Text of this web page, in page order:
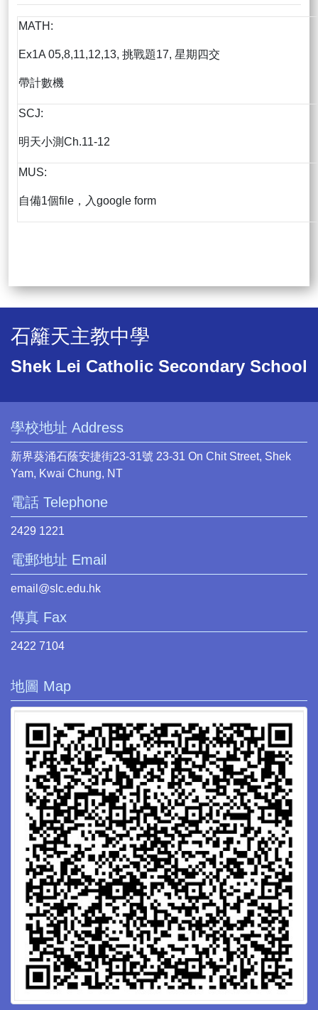
MATH:
Ex1A 05,8,11,12,13, 挑戰題17, 星期四交
帶計數機
SCJ:
明天小測Ch.11-12
MUS:
自備1個file，入google form
石籬天主教中學
Shek Lei Catholic Secondary School
學校地址 Address
新界葵涌石蔭安捷街23-31號 23-31 On Chit Street, Shek
Yam, Kwai Chung, NT
電話 Telephone
2429 1221
電郵地址 Email
email@slc.edu.hk
傳真 Fax
2422 7104
地圖 Map